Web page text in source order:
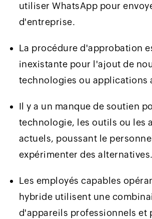
utiliser WhatsApp pour
d'entreprise.
La procédure d'approbation
inexistante pour l'ajout de
technologies ou applications
Il y a un manque de soutien
technologie, les outils ou les
actuels, poussant le
expérimenter des alternatives.
Les employés capables
hybride utilisent une
d'appareils professionnels et